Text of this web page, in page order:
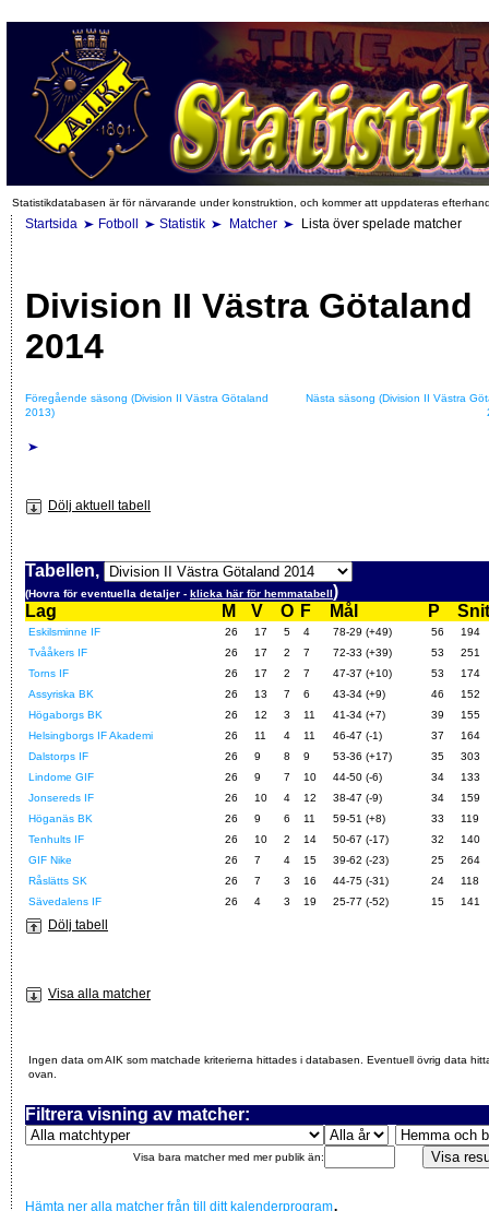
Statistikdatabasen är för närvarande under konstruktion, och kommer att uppdateras
Startsida Fotboll Statistik Matcher Lista över spelade matcher
Division II Västra Götaland
2014
Föregående säsong (Division II Västra Götaland
2013)
Nästa säsong (Division II Västra
Dölj aktuell tabell
Tabellen,
(Hovra för eventuella detaljer - klicka här för hemmatabell)
Lag
M V O F Mål P
Eskilsminne IF 26 17 5 4 78-29 (+49) 56
194
Tvååkers IF
26 17 2 7 72-33 (+39) 53
251
Torns IF
26 17 2 7 47-37 (+10) 53
174
Assyriska BK
26 13 7 6 43-34 (+9) 46
152
Högaborgs BK
26 12 3 11 41-34 (+7) 39
155
Helsingborgs IF Akademi
26 11 4 11 46-47 (-1) 37
164
Dalstorps IF
26 9 8 9 53-36 (+17) 35
303
Lindome GIF
26 9 7 10 44-50 (-6) 34
133
Jonsereds IF
26 10 4 12 38-47 (-9) 34
159
Höganäs BK
26 9 6 11 59-51 (+8) 33
119
Tenhults IF
26 10 2 14 50-67 (-17) 32
140
GIF Nike
26 7 4 15 39-62 (-23) 25
264
Råslätts SK
26 7 3 16 44-75 (-31) 24
118
Sävedalens IF
26 4 3 19 25-77 (-52) 15 141
Dölj tabell
Visa alla matcher
Ingen data om AIK som matchade kriterierna hittades i databasen. Eventuell övrig data
ovan.
Filtrera visning av matcher:
Visa bara matcher med mer publik än:
Hämta ner alla matcher från till ditt kalenderprogram.